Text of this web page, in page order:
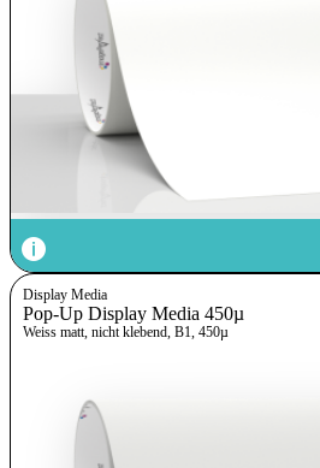
Display Media
Pop-Up Display Media 450µ
Weiss matt, nicht klebend, B1, 450µ